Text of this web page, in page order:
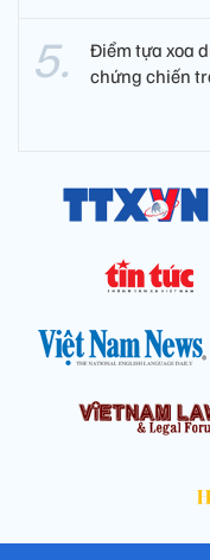
Điểm tựa xoa
chứng chiến